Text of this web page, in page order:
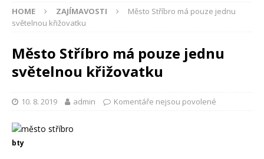
HOME ZAJÍMAVOSTI
Město Stříbro má pouze jednu
světelnou křižovatku
Město Stříbro má pouze jednu
světelnou křižovatku
10. 8. 2019 admin Komentáře nejsou povolené
bty